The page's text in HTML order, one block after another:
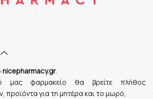
nicepharmacy.gr.
μας φαρμακείο θα βρείτε πλήθος
προϊόντα για τη μητέρα και το μωρό,